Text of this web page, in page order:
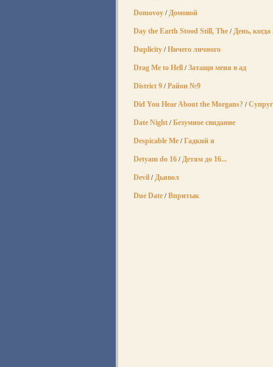
Domovoy / Домовой
Day the Earth Stood Still, The / День,
Duplicity / Ничего личного
Drag Me to Hell / Затащи меня в ад
District 9 / Район №9
Did You Hear About the Morgans? /
Date Night / Безумное свидание
Despicable Me / Гадкий я
Detyam do 16 / Детям до 16...
Devil / Дьявол
Due Date / Впритык